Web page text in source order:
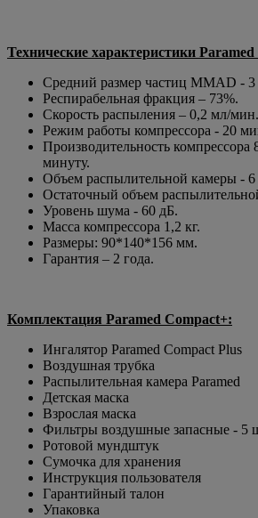
Технические характеристики
Средний размер частиц MMAD -
Респирабельная фракция – 73%.
Скорость распыления – 0,2 мл/мин.
Режим работы компрессора - 20
Производительность компрессора
минуту.
Объем распылительной камеры - 6
Остаточный объем
Уровень шума - 60 дБ.
Масса компрессора 1,2 кг.
Размеры: 90*140*156 мм.
Гарантия – 2 года.
Комплектация Paramed Compact+:
Ингалятор Paramed Compact Plus
Воздушная трубка
Распылительная камера Paramed
Детская маска
Взрослая маска
Фильтры воздушные запасные - 5
Ротовой мундштук
Сумочка для хранения
Инструкция пользователя
Гарантийный талон
Упаковка